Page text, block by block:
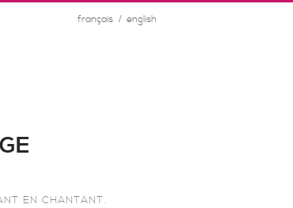
français / english
EN CHANTANT.